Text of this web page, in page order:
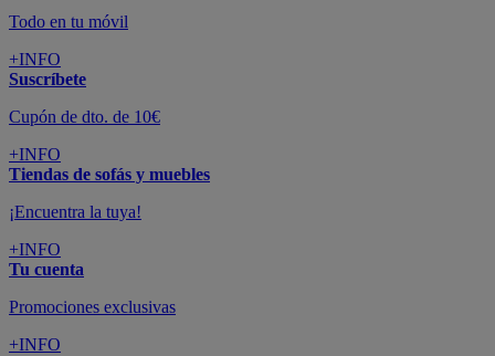
Todo en tu móvil
+INFO
Suscríbete
Cupón de dto. de 10€
+INFO
Tiendas de sofás y muebles
¡Encuentra la tuya!
+INFO
Tu cuenta
Promociones exclusivas
+INFO